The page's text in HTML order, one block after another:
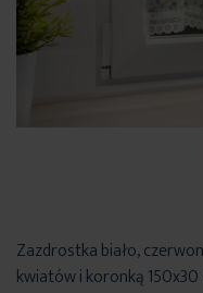
Zazdrostka biało,
kwiatów i koronką